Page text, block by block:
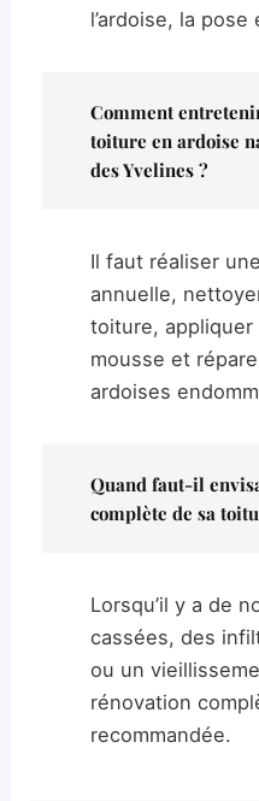
l’ardoise, la pose
Comment
toiture en ardoise
des Yvelines ?
Il faut réaliser
annuelle,
toiture,
mousse et
ardoises
Quand faut-il
complète de sa
Lorsqu’il y a de
cassées, des
ou un
rénovation
recommandée.